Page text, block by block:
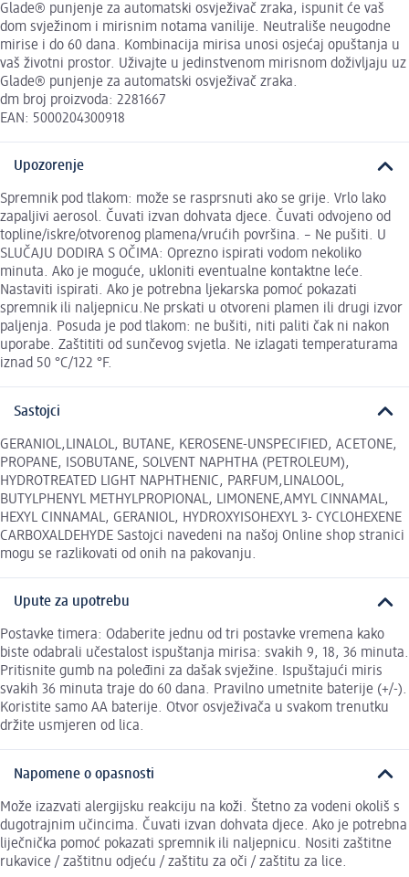
Glade® punjenje za automatski osvježivač zraka, ispunit će vaš
dom svježinom i mirisnim notama vanilije. Neutrališe neugodne
mirise i do 60 dana. Kombinacija mirisa unosi osjećaj opuštanja u
vaš životni prostor. Uživajte u jedinstvenom mirisnom doživljaju uz
Glade® punjenje za automatski osvježivač zraka.
dm broj proizvoda: 2281667
EAN: 5000204300918
Upozorenje
Spremnik pod tlakom: može se rasprsnuti ako se grije. Vrlo lako
zapaljivi aerosol. Čuvati izvan dohvata djece. Čuvati odvojeno od
topline/iskre/otvorenog plamena/vrućih površina. – Ne pušiti. U
SLUČAJU DODIRA S OČIMA: Oprezno ispirati vodom nekoliko
minuta. Ako je moguće, ukloniti eventualne kontaktne leće.
Nastaviti ispirati. Ako je potrebna ljekarska pomoć pokazati
spremnik ili naljepnicu.Ne prskati u otvoreni plamen ili drugi izvor
paljenja. Posuda je pod tlakom: ne bušiti, niti paliti čak ni nakon
uporabe. Zaštititi od sunčevog svjetla. Ne izlagati temperaturama
iznad 50 °C/122 °F.
Sastojci
GERANIOL,LINALOL, BUTANE, KEROSENE-UNSPECIFIED, ACETONE,
PROPANE, ISOBUTANE, SOLVENT NAPHTHA (PETROLEUM),
HYDROTREATED LIGHT NAPHTHENIC, PARFUM,LINALOOL,
BUTYLPHENYL METHYLPROPIONAL, LIMONENE,AMYL CINNAMAL,
HEXYL CINNAMAL, GERANIOL, HYDROXYISOHEXYL 3- CYCLOHEXENE
CARBOXALDEHYDE Sastojci navedeni na našoj Online shop stranici
mogu se razlikovati od onih na pakovanju.
Upute za upotrebu
Postavke timera: Odaberite jednu od tri postavke vremena kako
biste odabrali učestalost ispuštanja mirisa: svakih 9, 18, 36 minuta.
Pritisnite gumb na poleđini za dašak svježine. Ispuštajući miris
svakih 36 minuta traje do 60 dana. Pravilno umetnite baterije (+/-).
Koristite samo AA baterije. Otvor osvježivača u svakom trenutku
držite usmjeren od lica.
Napomene o opasnosti
Može izazvati alergijsku reakciju na koži. Štetno za vodeni okoliš s
dugotrajnim učincima. Čuvati izvan dohvata djece. Ako je potrebna
liječnička pomoć pokazati spremnik ili naljepnicu. Nositi zaštitne
rukavice / zaštitnu odjeću / zaštitu za oči / zaštitu za lice.